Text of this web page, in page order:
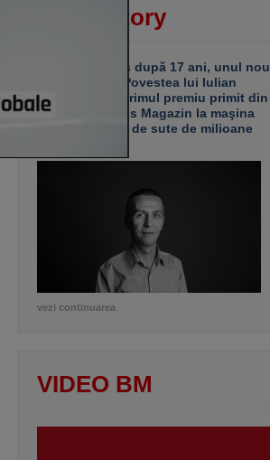
Cover story
Un pariu închis după 17 ani, unul nou
abia deschis. Povestea lui Iulian
Stanciu de la primul premiu primit din
partea Business Magazin la maşina
lui de investiţii de sute de milioane
vezi continuarea
VIDEO BM